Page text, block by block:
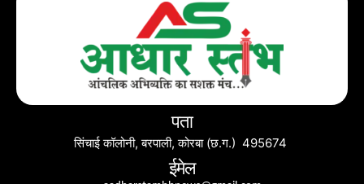
पता
सिंचाई कॉलोनी, बरपाली, कोरबा (छ.ग.) 495674
ईमेल